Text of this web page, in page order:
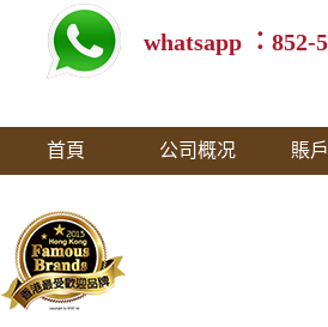
whatsapp ：852-
首頁 公司概况 賬